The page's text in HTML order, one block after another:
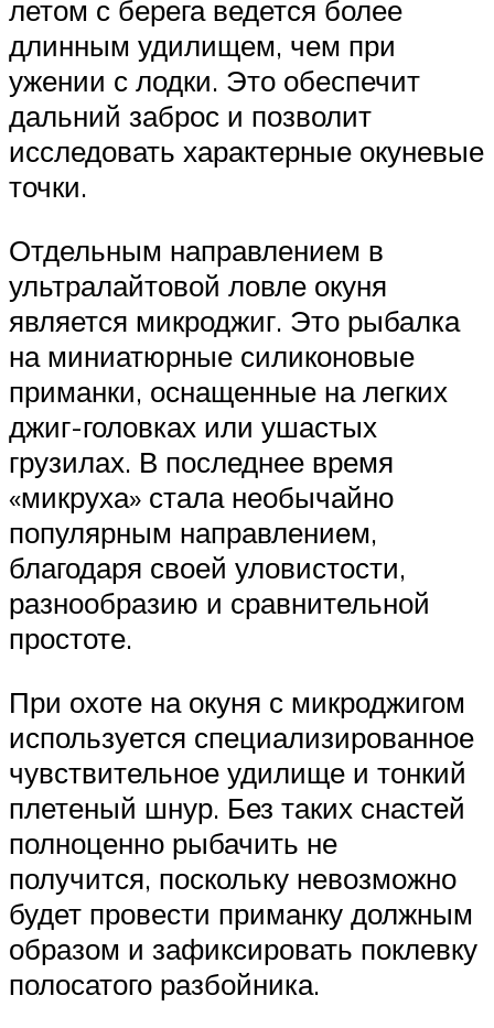
летом с берега ведется более
длинным удилищем, чем при
ужении с лодки. Это обеспечит
дальний заброс и позволит
исследовать характерные окуневые
точки.
Отдельным направлением в
ультралайтовой ловле окуня
является микроджиг. Это рыбалка
на миниатюрные силиконовые
приманки, оснащенные на легких
джиг-головках или ушастых
грузилах. В последнее время
«микруха» стала необычайно
популярным направлением,
благодаря своей уловистости,
разнообразию и сравнительной
простоте.
При охоте на окуня с микроджигом
используется специализированное
чувствительное удилище и тонкий
плетеный шнур. Без таких снастей
полноценно рыбачить не
получится, поскольку невозможно
будет провести приманку должным
образом и зафиксировать поклевку
полосатого разбойника.